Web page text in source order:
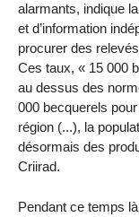
alarmants, indique
et d’information
procurer des
Ces taux, « 15 000
au dessus des
000 becquerels
région (...), la
désormais des
Criirad.
Pendant ce temps